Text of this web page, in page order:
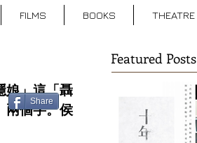
FILMS BOOKS THEATRE
娘」這「聶
兩個字。侯
Share
Featured Posts